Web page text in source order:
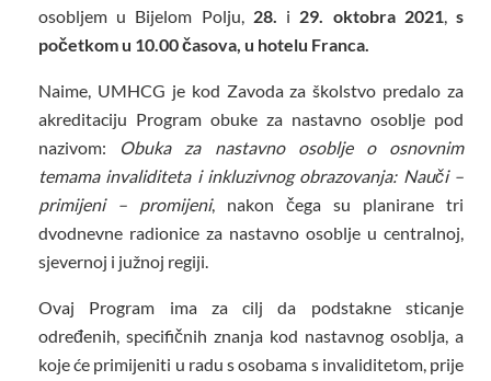
osobljem u Bijelom Polju, 28. i 29. oktobra 2021,s
početkom u 10.00 časova, u hotelu Franca.
Naime, UMHCG je kod Zavoda za školstvo predalo za
akreditaciju Program obuke za nastavno osoblje pod
nazivom: Obuka za nastavno osoblje o osnovnim
temama invaliditeta i inkluzivnog obrazovanja: Nauči –
primijeni – promijeni, nakon čega su planirane tri
dvodnevne radionice za nastavno osoblje u centralnoj,
sjevernoj i južnoj regiji.
Ovaj Program ima za cilj da podstakne sticanje
određenih, specifičnih znanja kod nastavnog osoblja, a
koje će primijeniti u radu s osobama s invaliditetom, prije